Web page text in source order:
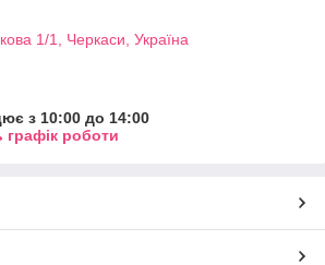
1/1, Черкаси, Україна
з 10:00 до 14:00
графік роботи